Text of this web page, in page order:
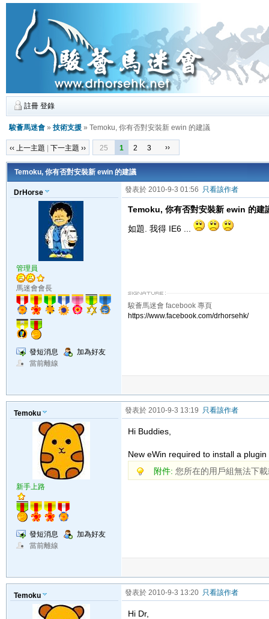
註冊 登錄
駿薈馬迷會» 技術支援» Temoku, 你有否對安裝新 ewin 的建議
‹‹ 上一主題 下一主題 ›› 25 1 2 3 ››
Temoku, 你有否對安裝新 ewin 的建議
DrHorse
管理員
馬迷會會長
發短消息
加為好友
當前離線
發表於 2010-9-3 01:56 只看該作者
Temoku, 你有否對安裝新 ewin 的建
如題. 我得 IE6 ...
駿薈馬迷會 facebook 專頁
https://www.facebook.com/drhorsehk/
Temoku
新手上路
發短消息
加為好友
當前離線
發表於 2010-9-3 13:19 只看該作者
Hi Buddies,
New eWin required to install a
附件: 您所在的用戶組無法下
Temoku 發表於 2010-9-3 13:20 只看該作者
Hi Dr,